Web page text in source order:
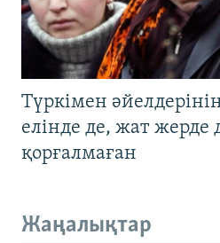
Түркімен
елінде де, жат жерде
қорғалмаған
Жаңалықтар